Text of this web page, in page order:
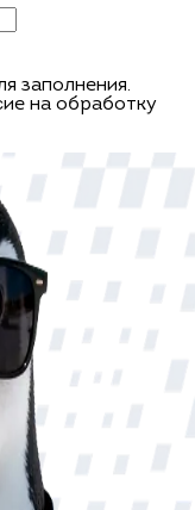
заполнения.
на обработку